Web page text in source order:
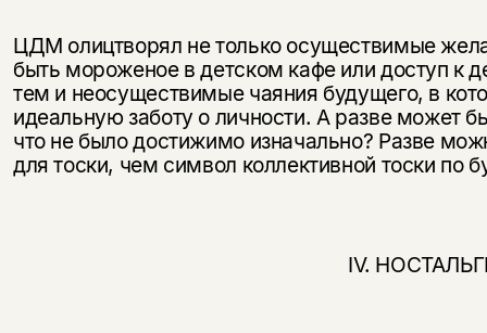
ЦДМ олицтворял не только осуществимые
быть мороженое в детском кафе или доступ к
тем и неосуществимые чаяния будущего, в
идеальную заботу о личности. А разве может
что не было достижимо изначально? Разве
для тоски, чем символ коллективной тоски
IV.